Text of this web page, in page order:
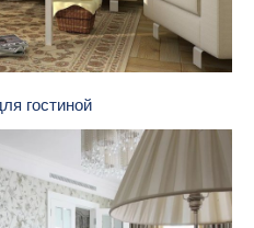
гостиной